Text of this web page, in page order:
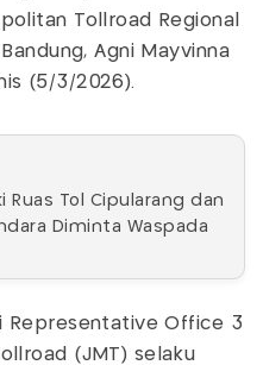
Tollroad Regional
Agni Mayvinna
(5/3/2026).
Ruas Tol Cipularang dan
Diminta Waspada
Representative Office 3
(JMT) selaku